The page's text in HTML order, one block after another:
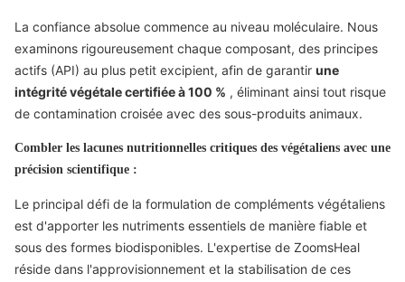
La confiance absolue commence au niveau moléculaire. Nous
examinons rigoureusement chaque composant, des principes
actifs (API) au plus petit excipient, afin de garantir une
intégrité végétale certifiée à 100 % , éliminant ainsi tout risque
de contamination croisée avec des sous-produits animaux.
Combler les lacunes nutritionnelles critiques des végétaliens avec une
précision scientifique :
Le principal défi de la formulation de compléments végétaliens
est d'apporter les nutriments essentiels de manière fiable et
sous des formes biodisponibles. L'expertise de ZoomsHeal
réside dans l'approvisionnement et la stabilisation de ces